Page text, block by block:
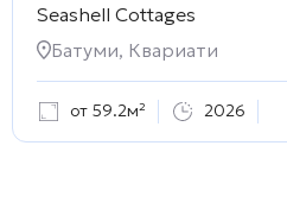
Seashell Cottages
Батуми, Квариати
от 59.2м² 2026